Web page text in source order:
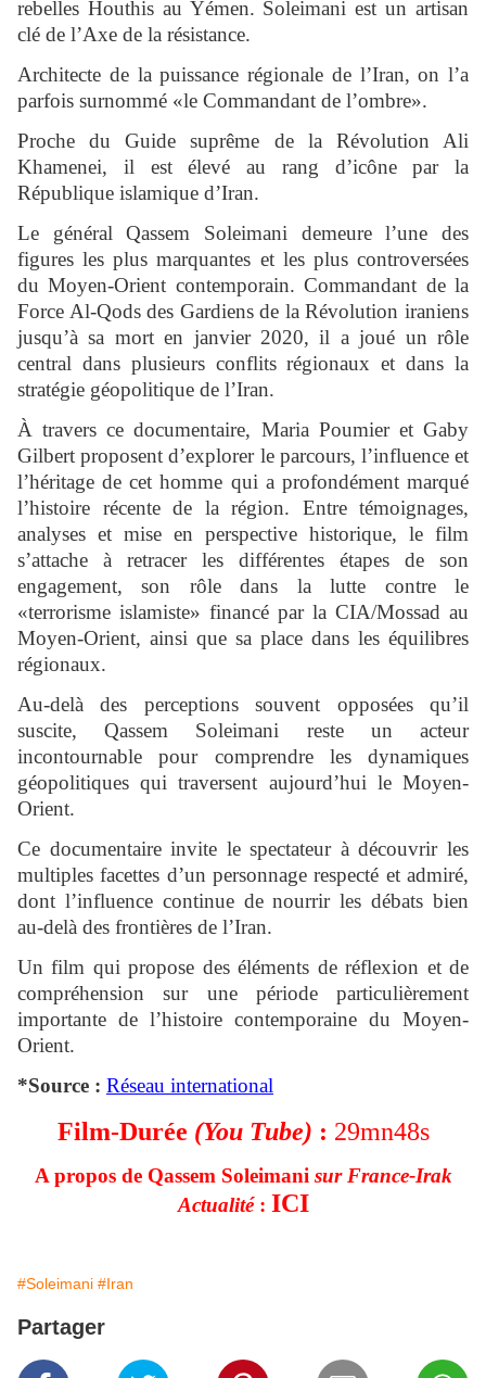
rebelles Houthis au Yémen. Soleimani est un artisan
clé de l’Axe de la résistance.
Architecte de la puissance régionale de l’Iran, on l’a
parfois surnommé «le Commandant de l’ombre».
Proche du Guide suprême de la Révolution Ali
Khamenei, il est élevé au rang d’icône par la
République islamique d’Iran.
Le général Qassem Soleimani demeure l’une des
figures les plus marquantes et les plus controversées
du Moyen-Orient contemporain. Commandant de la
Force Al-Qods des Gardiens de la Révolution iraniens
jusqu’à sa mort en janvier 2020, il a joué un rôle
central dans plusieurs conflits régionaux et dans la
stratégie géopolitique de l’Iran.
À travers ce documentaire, Maria Poumier et Gaby
Gilbert proposent d’explorer le parcours, l’influence et
l’héritage de cet homme qui a profondément marqué
l’histoire récente de la région. Entre témoignages,
analyses et mise en perspective historique, le film
s’attache à retracer les différentes étapes de son
engagement, son rôle dans la lutte contre le
«terrorisme islamiste» financé par la CIA/Mossad au
Moyen-Orient, ainsi que sa place dans les équilibres
régionaux.
Au-delà des perceptions souvent opposées qu’il
suscite, Qassem Soleimani reste un acteur
incontournable pour comprendre les dynamiques
géopolitiques qui traversent aujourd’hui le Moyen-
Orient.
Ce documentaire invite le spectateur à découvrir les
multiples facettes d’un personnage respecté et admiré,
dont l’influence continue de nourrir les débats bien
au-delà des frontières de l’Iran.
Un film qui propose des éléments de réflexion et de
compréhension sur une période particulièrement
importante de l’histoire contemporaine du Moyen-
Orient.
*Source : Réseau international
Film-Durée (You Tube) : 29mn48s
A propos de Qassem Soleimani sur France-Irak
Actualité: ICI
#Soleimani #Iran
Partager